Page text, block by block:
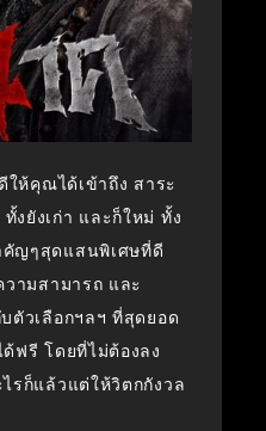
ให้คุณได้เข้าถึง สาระ
ยังเก่า และก็ใหม่ ทั้ง
ญๆสุดแสนพิเศษที่ดี
ามสามารถ และ
ตัวเลือกฯลฯ ที่สุดยอด
ฟรี โดยที่ไม่ต้องลง
รก็แล้วแต่ให้วิตกกังวล